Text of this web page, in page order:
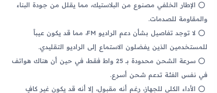
الإطار الخلفي مصنوع من البلاستيك، مما يقلل من جودة البناء
والمقاومة للصدمات.
لا توجد تفاصيل بشأن دعم الراديو FM، مما قد يكون عيباً
للمستخدمين الذين يفضلون الاستماع إلى الراديو التقليدي.
سرعة الشحن محدودة بـ 25 واط فقط، في حين أن هناك هواتف
في نفس الفئة تدعم شحن أسرع.
الأداء الكلي للجهاز، رغم أنه مقبول، إلا أنه قد يكون غير كافٍ